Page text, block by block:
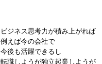
ビジネス思考力が積み上がれば
例えば今の会社で
今後も活躍できるし
転職しようが独立起業しようが